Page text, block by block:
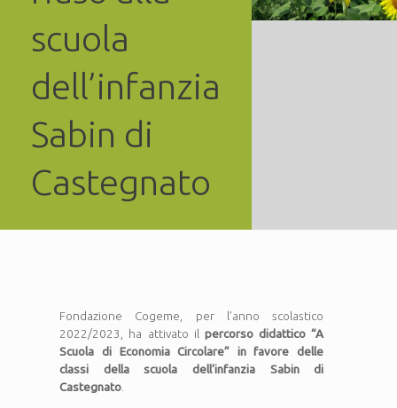
scuola
dell’infanzia
Sabin di
Castegnato
Fondazione Cogeme, per l’anno scolastico
2022/2023, ha attivato il percorso didattico “A
Scuola di Economia Circolare” in favore delle
classi della scuola dell’infanzia Sabin di
Castegnato